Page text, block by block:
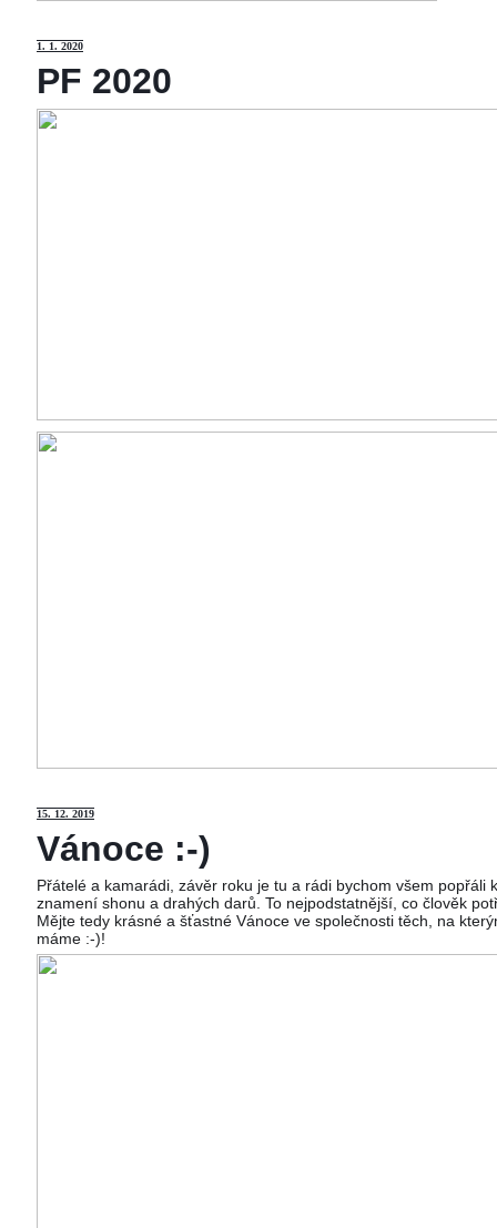
1. 1. 2020
PF 2020
15. 12. 2019
Vánoce :-)
Přátelé a kamarádi, závěr roku je tu a rádi bychom všem
znamení shonu a drahých darů. To nejpodstatnější, co člověk
Mějte tedy krásné a šťastné Vánoce ve společnosti těch, na
máme :-)!